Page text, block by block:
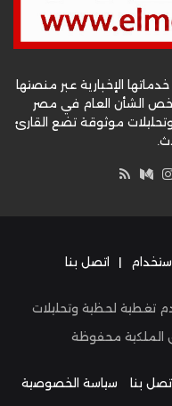
الإخبارية عبر منصتها
يخص الشأن العام في مصر
موثوقة تضع القارئ
انستقرام
وسط
| اتصل بنا
تغطية لحظية وتحليلات
محفوظة
اتصل بنا
سياسة الخصوصية